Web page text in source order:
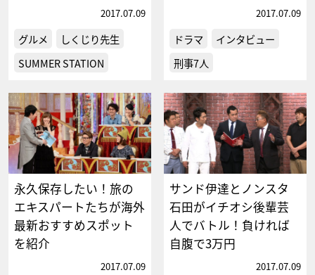
2017.07.09
グルメ
しくじり先生
SUMMER STATION
2017.07.09
ドラマ
インタビュー
刑事7人
永久保存したい！旅の
エキスパートたちが海外
最新おすすめスポット
を紹介
2017.07.09
サンド伊達とノンスタ
石田がイチオシ後輩芸
人でバトル！負ければ
自腹で3万円
2017.07.09